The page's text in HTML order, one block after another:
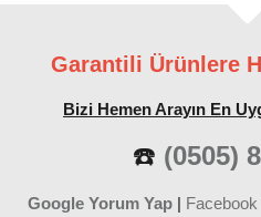
Garantili Ürünlere
Bizi Hemen Arayın En
☎️ (0505)
Google Yorum Yap |